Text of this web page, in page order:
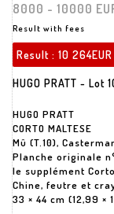
8000 - 10000
Result with fees
Result : 10 264EUR
HUGO PRATT - Lot
HUGO PRATT
CORTO MALTESE
Mû (T.10),
Planche originale
le supplément
Chine, feutre et
33 × 44 cm (12,99 ×